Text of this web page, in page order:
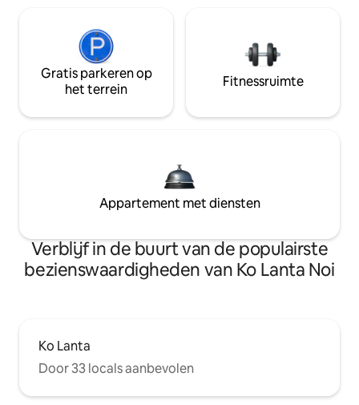
Gratis parkeren op
het terrein
Fitnessruimte
Appartement met diensten
Verblijf in de buurt van de populairste
bezienswaardigheden van Ko Lanta Noi
Ko Lanta
Door 33 locals aanbevolen